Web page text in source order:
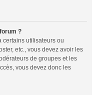
?
certains utilisateurs ou
etc., vous devez avoir les
de groupes et les
vous devez donc les